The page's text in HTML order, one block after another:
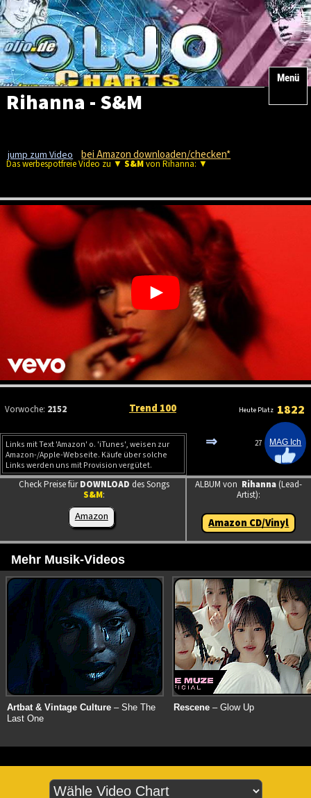
Menü
Rihanna - S&M
jump zum Video bei Amazon downloaden/checken*
Das werbespotfreie Video zu ▼ S&Mvon Rihanna: ▼
Vorwoche: 2152 Trend 100 Heute Platz 1822
Links mit Text 'Amazon' o. 'iTunes', weisen zur
Amazon-/Apple-Webseite. Käufe über solche
Links werden uns mit Provision vergütet.
⇒ 27
Check Preise fürDOWNLOAD des Songs
S&M:
Amazon
ALBUM von Rihanna (Lead-
Artist):
Amazon CD/Vinyl
Mehr Musik-Videos
Artbat & Vintage Culture – She The
Last One
Rescene – Glow Up